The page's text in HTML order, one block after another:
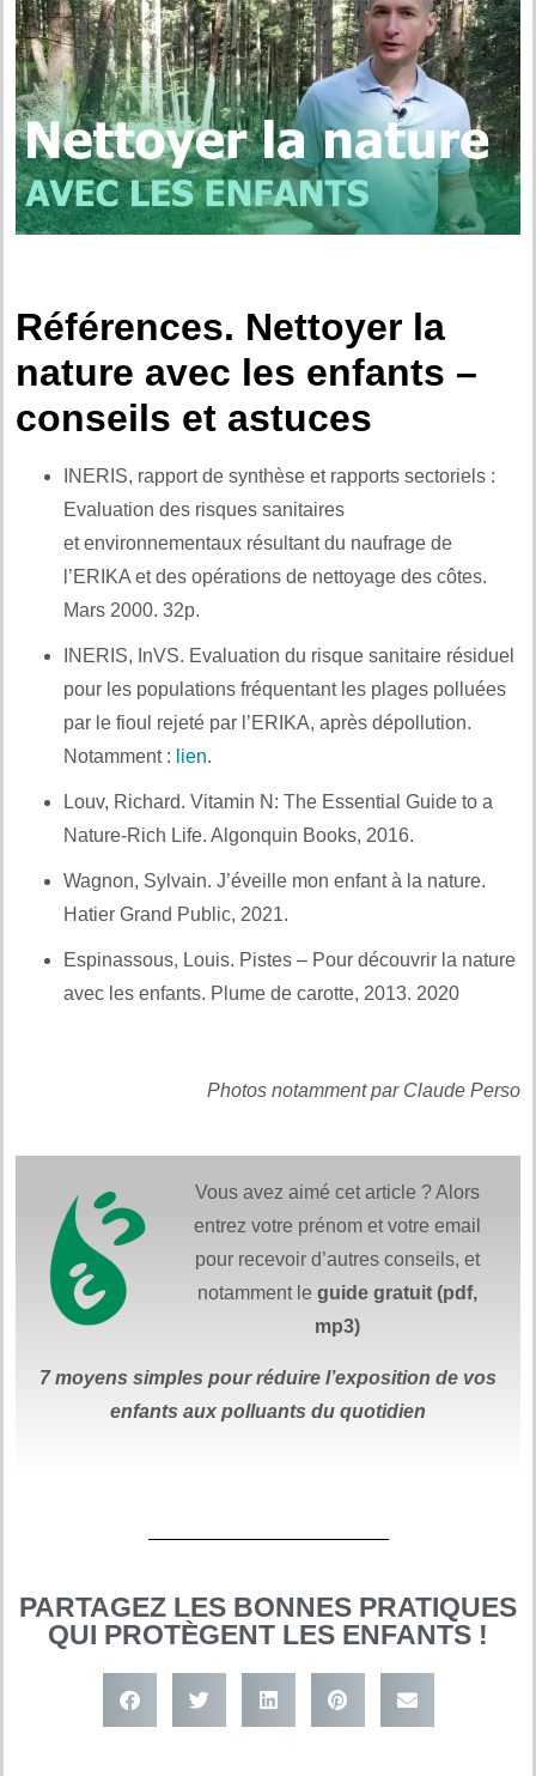
Références. Nettoyer la
nature avec les enfants –
conseils et astuces
INERIS, rapport de synthèse et rapports sectoriels :
Evaluation des risques sanitaires
et environnementaux résultant du naufrage de
l’ERIKA et des opérations de nettoyage des côtes.
Mars 2000. 32p.
INERIS, InVS. Evaluation du risque sanitaire résiduel
pour les populations fréquentant les plages polluées
par le fioul rejeté par l’ERIKA, après dépollution.
Notamment : lien.
Louv, Richard. Vitamin N: The Essential Guide to a
Nature-Rich Life. Algonquin Books, 2016.
Wagnon, Sylvain. J’éveille mon enfant à la nature.
Hatier Grand Public, 2021.
Espinassous, Louis. Pistes – Pour découvrir la nature
avec les enfants. Plume de carotte, 2013. 2020
Photos notamment par Claude Perso
Vous avez aimé cet article ? Alors
entrez votre prénom et votre email
pour recevoir d’autres conseils, et
notamment le guide gratuit (pdf,
mp3)
7 moyens simples pour réduire l’exposition de vos
enfants aux polluants du quotidien
PARTAGEZ LES BONNES PRATIQUES
QUI PROTÈGENT LES ENFANTS !